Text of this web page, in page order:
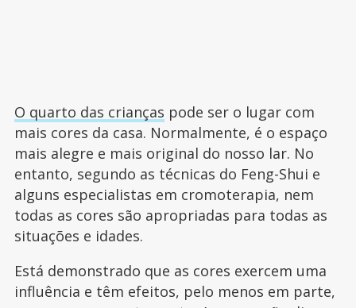
O quarto das crianças pode ser o lugar com
mais cores da casa. Normalmente, é o espaço
mais alegre e mais original do nosso lar. No
entanto, segundo as técnicas do Feng-Shui e
alguns especialistas em cromoterapia, nem
todas as cores são apropriadas para todas as
situações e idades.
Está demonstrado que as cores exercem uma
influência e têm efeitos, pelo menos em parte,